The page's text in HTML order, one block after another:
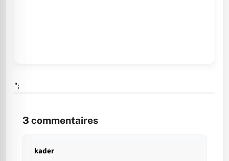
";
3 commentaires
kader